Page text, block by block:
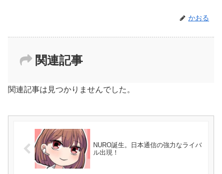
かおる
関連記事
関連記事は見つかりませんでした。
NURO誕生。日本通信の強力なライバ
ル出現！